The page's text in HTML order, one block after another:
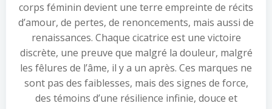
corps féminin devient une terre empreinte de récits
d’amour, de pertes, de renoncements, mais aussi de
renaissances. Chaque cicatrice est une victoire
discrète, une preuve que malgré la douleur, malgré
les fêlures de l’âme, il y a un après. Ces marques ne
sont pas des faiblesses, mais des signes de force,
des témoins d’une résilience infinie, douce et